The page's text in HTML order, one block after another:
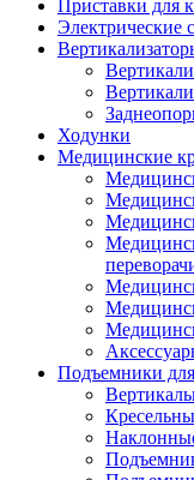
Приставки для
Электрические
Ходунки
Медицинские
Подъемники